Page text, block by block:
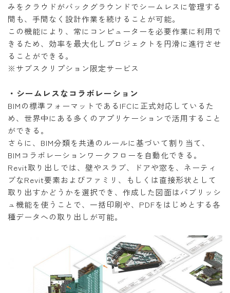
みをクラウドがバックグラウンドでシームレスに管理する
間も、手間なく設計作業を続けることが可能。
この機能により、常にコンピューターを必要作業に利用で
きるため、効率を最大化しプロジェクトを円滑に進行させ
ることができる。
※サブスクリプション限定サービス
・シームレスなコラボレーション
BIMの標準フォーマットであるIFCに正式対応しているた
め、世界中にある多くのアプリケーションで活用すること
ができる。
さらに、BIM分類を共通のルールに基づいて割り当て、
BIMコラボレーションワークフローを自動化できる。
Revit取り出しでは、壁やスラブ、ドアや窓を、ネーティ
ブなRevit要素およびファミリ、もしくは直接形状として
取り出すかどうかを選択でき、作成した図面はパブリッシ
ュ機能を使うことで、一括印刷や、PDFをはじめとする各
種データへの取り出しが可能。